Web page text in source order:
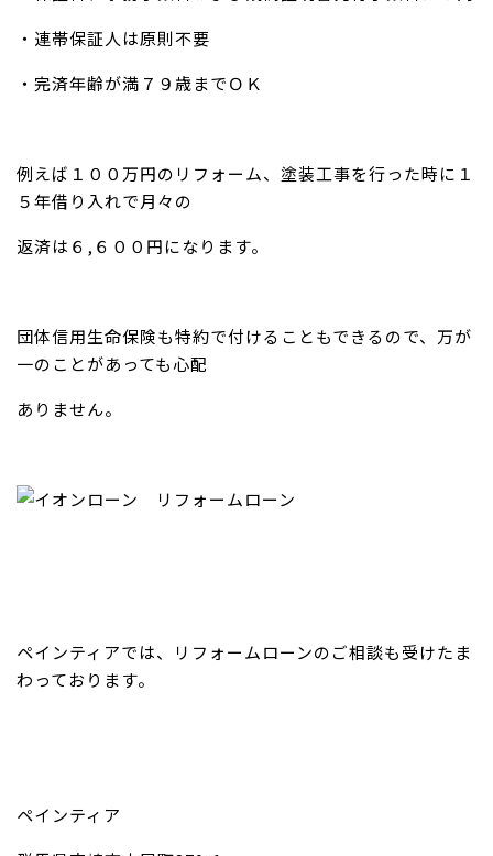
・連帯保証人は原則不要
・完済年齢が満７９歳までＯＫ
例えば１００万円のリフォーム、塗装工事を行った時に１
５年借り入れで月々の
返済は６,６００円になります。
団体信用生命保険も特約で付けることもできるので、万が
一のことがあっても心配
ありません。
ペインティアでは、リフォームローンのご相談も受けたま
わっております。
ペインティア